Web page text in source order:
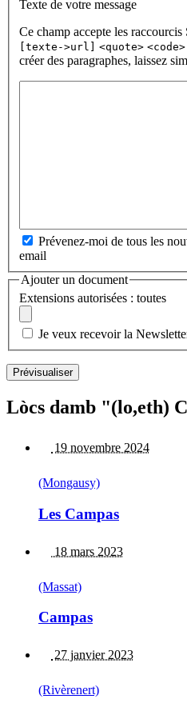
Texte de votre message
Ce champ accepte les raccourcis
[texte->url] <quote> <code>
créer des paragraphes, laissez
Prévenez-moi de tous les
email
Ajouter un document
Extensions autorisées : toutes
Je veux recevoir la
Lòcs damb "(lo,eth)
19 novembre 2024
(Mongausy)
Les Campas
18 mars 2023
(Massat)
Campas
27 janvier 2023
(Rivèrenert)